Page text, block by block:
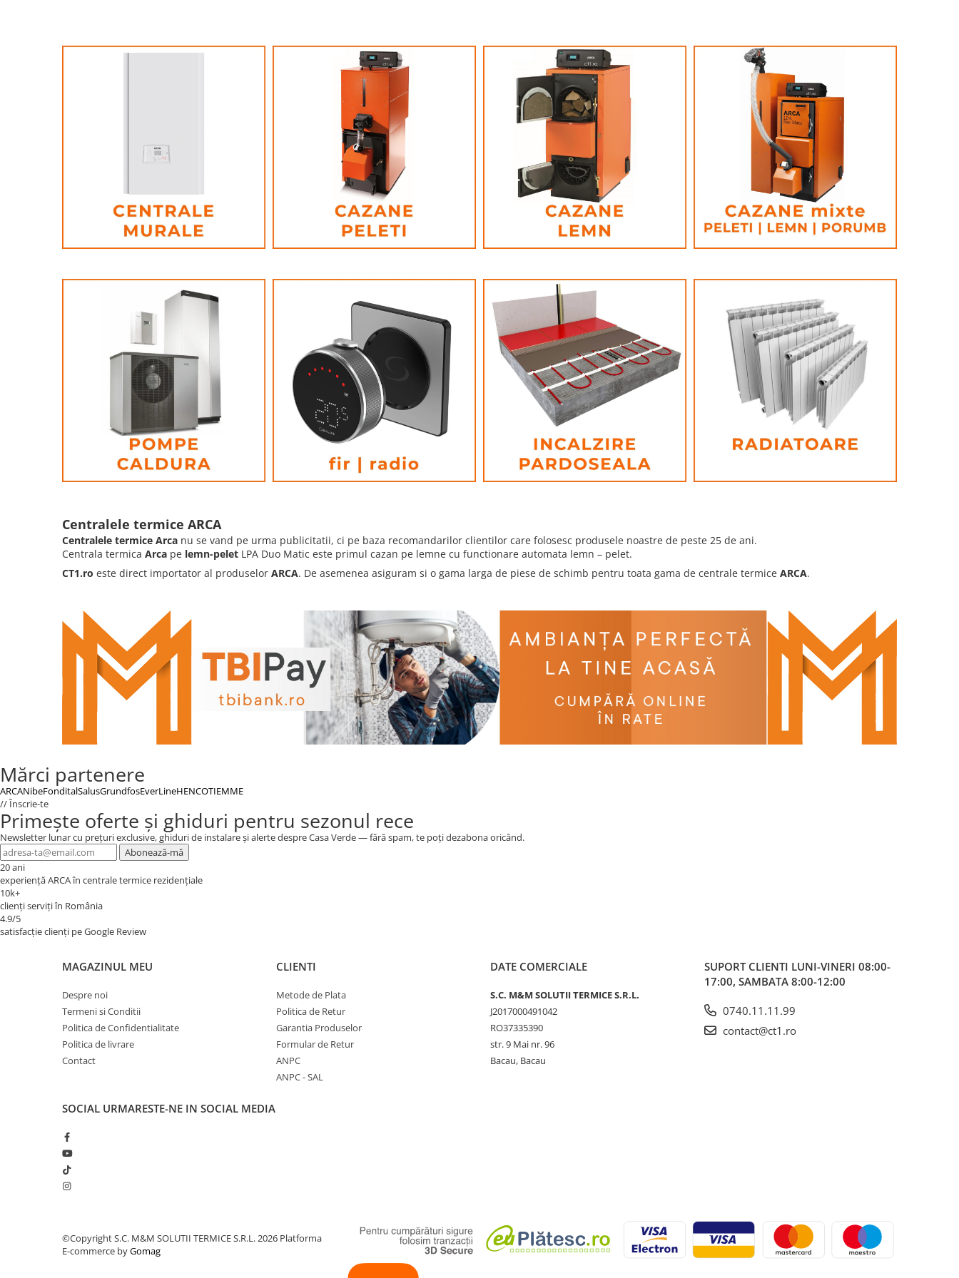
Centralele termice ARCA
Centralele termice Arca nu se vand pe urma publicitatii, ci pe baza recomandarilor clientilor care folosesc produsele noastre de peste 25 de ani.
Centrala termica Arca pe lemn-pelet LPA Duo Matic este primul cazan pe lemne cu functionare automata lemn – pelet.
CT1.ro este direct importator al produselor ARCA. De asemenea asiguram si o gama larga de piese de schimb pentru toata gama de centrale termice ARCA.
Mărci partenere
ARCANibeFonditalSalusGrundfosEverLineHENCOTIEMME
// Înscrie-te
Primește oferte și ghiduri pentru sezonul rece
Newsletter lunar cu prețuri exclusive, ghiduri de instalare și alerte despre Casa Verde — fără spam, te poți dezabona oricând.
Abonează-mă
20 ani
experiență ARCA în centrale termice rezidențiale
10k+
clienți serviți în România
4.9/5
satisfacție clienți pe Google Review
MAGAZINUL MEU
Despre noi
Termeni si Conditii
Politica de Confidentialitate
Politica de livrare
Contact
CLIENTI
Metode de Plata
Politica de Retur
Garantia Produselor
Formular de Retur
ANPC
ANPC - SAL
DATE COMERCIALE
S.C. M&M SOLUTII TERMICE S.R.L.
J2017000491042
RO37335390
str. 9 Mai nr. 96
Bacau, Bacau
SUPORT CLIENTI LUNI-VINERI 08:00-
17:00, SAMBATA 8:00-12:00
0740.11.11.99
contact@ct1.ro
SOCIAL URMARESTE-NE IN SOCIAL MEDIA
©Copyright S.C. M&M SOLUTII TERMICE S.R.L. 2026 Platforma
E-commerce byGomag